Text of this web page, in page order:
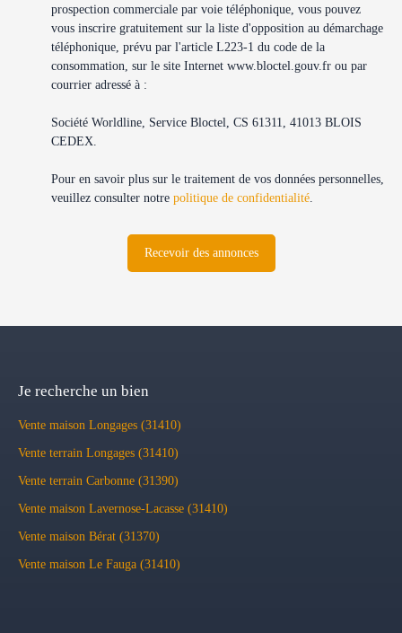
prospection commerciale par voie téléphonique, vous pouvez
vous inscrire gratuitement sur la liste d'opposition au démarchage
téléphonique, prévu par l'article L223-1 du code de la
consommation, sur le site Internet www.bloctel.gouv.fr ou par
courrier adressé à :
Société Worldline, Service Bloctel, CS 61311, 41013 BLOIS
CEDEX.
Pour en savoir plus sur le traitement de vos données personnelles,
veuillez consulter notre politique de confidentialité
Recevoir des annonces
Je recherche un bien
Vente maison Longages (31410)
Vente terrain Longages (31410)
Vente terrain Carbonne (31390)
Vente maison Lavernose-Lacasse (31410)
Vente maison Bérat (31370)
Vente maison Le Fauga (31410)